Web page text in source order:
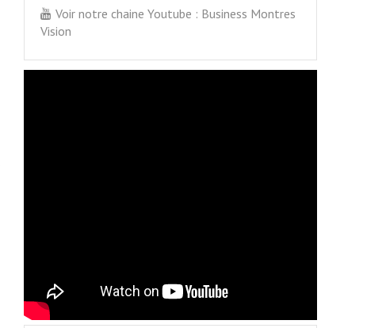
Voir notre chaine Youtube : Business Montres
Vision